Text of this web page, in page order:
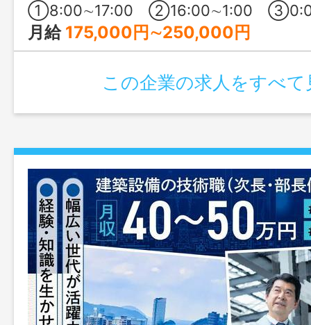
➀8:00∼17:00 ②16:00∼1:00 ③0:00∼9:00 配属部署に
月給 175,000円∼250,000円
この企業の求人をすべて